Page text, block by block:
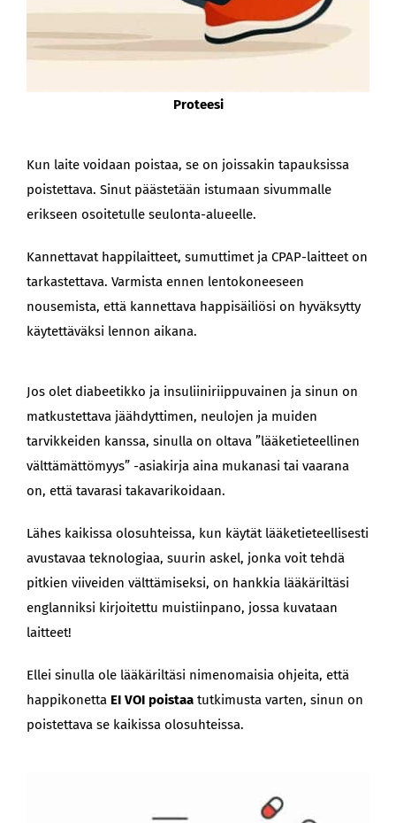
Proteesi
Kun laite voidaan poistaa, se on joissakin tapauksissa
poistettava. Sinut päästetään istumaan sivummalle
erikseen osoitetulle seulonta-alueelle.
Kannettavat happilaitteet, sumuttimet ja CPAP-laitteet on
tarkastettava. Varmista ennen lentokoneeseen
nousemista, että kannettava happisäiliösi on hyväksytty
käytettäväksi lennon aikana.
Jos olet diabeetikko ja insuliiniriippuvainen ja sinun on
matkustettava jäähdyttimen, neulojen ja muiden
tarvikkeiden kanssa, sinulla on oltava ”lääketieteellinen
välttämättömyys” -asiakirja aina mukanasi tai vaarana
on, että tavarasi takavarikoidaan.
Lähes kaikissa olosuhteissa, kun käytät lääketieteellisesti
avustavaa teknologiaa, suurin askel, jonka voit tehdä
pitkien viiveiden välttämiseksi, on hankkia lääkäriltäsi
englanniksi kirjoitettu muistiinpano, jossa kuvataan
laitteet!
Ellei sinulla ole lääkäriltäsi nimenomaisia ohjeita, että
happikonetta EI VOI poistaatutkimusta varten, sinun on
poistettava se kaikissa olosuhteissa.